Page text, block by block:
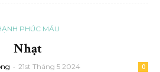
PHÚC MÁU
Nhạt
- 21st Tháng 5 2024 0